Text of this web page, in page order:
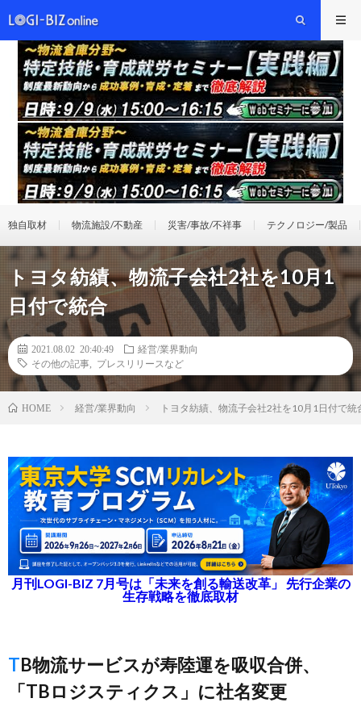
独自取材 物流施設/不動産 災害/事故/不祥事 テクノロジー/製品
トヨタ紡績、物流子会社2社を10月1
日付で統合
2021.08.02 20:40:49
経営/業界動向
その他の記事
プレスリリースなど
HOME 経営/業界動向 トヨタ紡績、物流子会社2社を10月1日付で統
月刊LOGI-BIZ 7月号は「未来を創る輸送改革」 先行企業の
生存戦略を徹底取材
TB物流サービスが寿陸運を吸収合併、
「TBロジスティクス」に社名変更